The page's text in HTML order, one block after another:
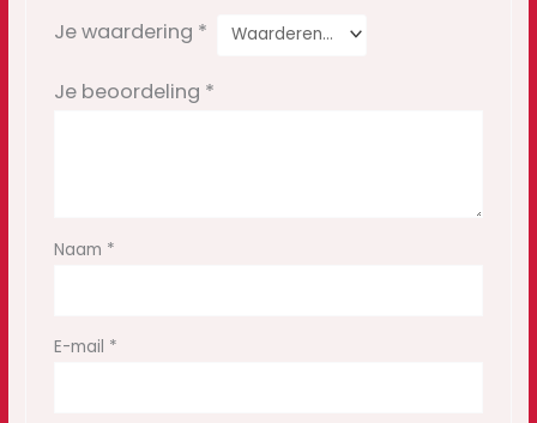
Je waardering *
Je beoordeling *
Naam *
E-mail *